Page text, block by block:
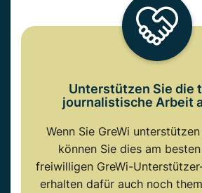
Unterstützen Sie die
journalistische Arbeit
Wenn Sie GreWi
können Sie dies am
freiwilligen GreWi-
erhalten dafür auch noch